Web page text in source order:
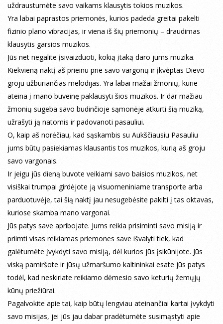
uždraustumėte savo vaikams klausytis tokios muzikos.
Yra labai paprastos priemonės, kurios padeda greitai pakelti
fizinio plano vibracijas, ir viena iš šių priemonių – draudimas
klausytis garsios muzikos.
Jūs net negalite įsivaizduoti, kokią įtaką daro jums muzika.
Kiekvieną naktį aš prieinu prie savo vargonų ir įkvėptas Dievo
groju užburiančias melodijas. Yra labai mažai žmonių, kurie
ateina į mano buveinę paklausyti šios muzikos. Ir dar mažiau
žmonių sugeba savo budinčioje sąmonėje atkurti šią muziką,
užrašyti ją natomis ir padovanoti pasauliui.
O, kaip aš norėčiau, kad sąskambis su Aukščiausiu Pasauliu
jums būtų pasiekiamas klausantis tos muzikos, kurią aš groju
savo vargonais.
Ir jeigu jūs dieną buvote veikiami savo baisios muzikos, net
visiškai trumpai girdėjote ją visuomeniniame transporte arba
parduotuvėje, tai šią naktį jau nesugebėsite pakilti į tas oktavas,
kuriose skamba mano vargonai.
Jūs patys save apribojate. Jums reikia prisiminti savo misiją ir
priimti visas reikiamas priemones save išvalyti tiek, kad
galėtumėte įvykdyti savo misiją, dėl kurios jūs įsikūnijote. Jūs
viską pamiršote ir jūsų užmaršumo kaltininkai esate jūs patys
todėl, kad neskiriate reikiamo dėmesio savo keturių žemųjų
kūnų priežiūrai.
Pagalvokite apie tai, kaip būtų lengviau ateinančiai kartai įvykdyti
savo misijas, jei jūs jau dabar pradėtumėte susimąstyti apie